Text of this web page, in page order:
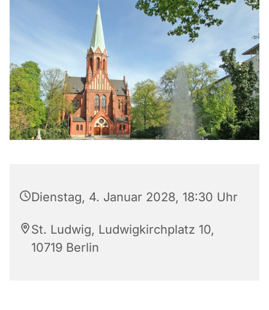
Dienstag, 4. Januar 2028, 18:30 Uhr
St. Ludwig, Ludwigkirchplatz 10,
10719 Berlin